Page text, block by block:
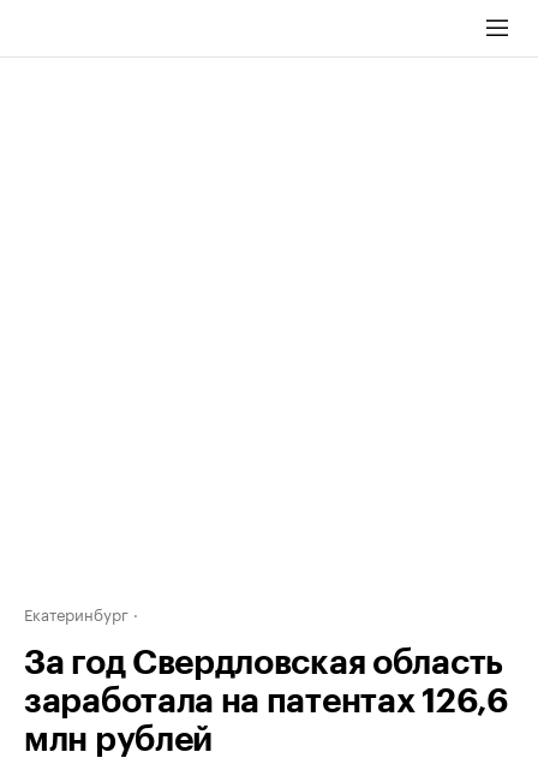
Екатеринбург
За год Свердловская область
заработала на патентах 126,6
млн рублей